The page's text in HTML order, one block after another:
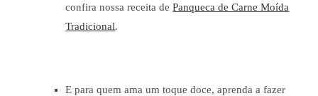
confira nossa receita dePanqueca de Carne Moída
Tradicional.
E para quem ama um toque doce, aprenda a fazer